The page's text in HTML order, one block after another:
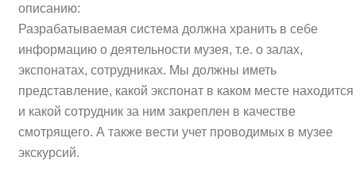
описанию:
Разрабатываемая система должна хранить в себе
информацию о деятельности музея, т.е. о залах,
экспонатах, сотрудниках. Мы должны иметь
представление, какой экспонат в каком месте находится
и какой сотрудник за ним закреплен в качестве
смотрящего. А также вести учет проводимых в музее
экскурсий.